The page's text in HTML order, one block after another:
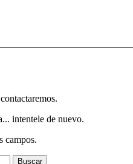
intentele de nuevo.
campos.